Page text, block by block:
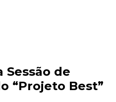
Sessão de
“Projeto Best”